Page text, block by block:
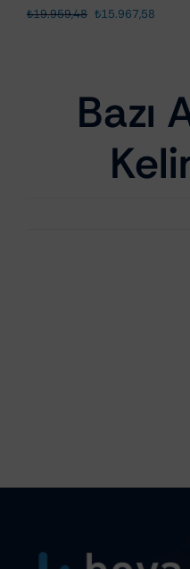
₺19.959,48 Orijinal
₺15.967,58Şu
Bazı